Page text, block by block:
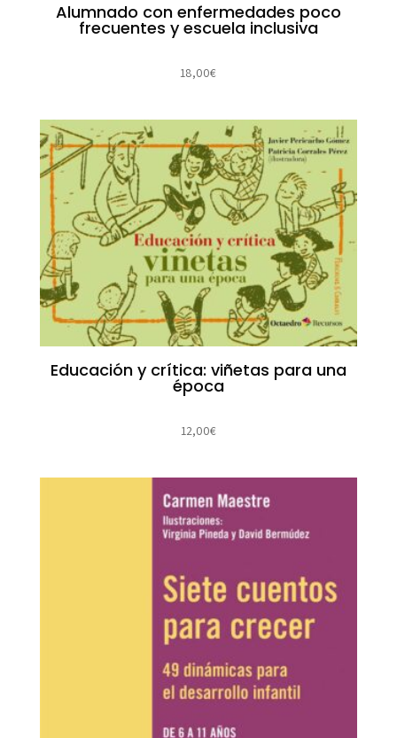
Alumnado con enfermedades poco
frecuentes y escuela inclusiva
18,00€
Educación y crítica: viñetas para una
época
12,00€